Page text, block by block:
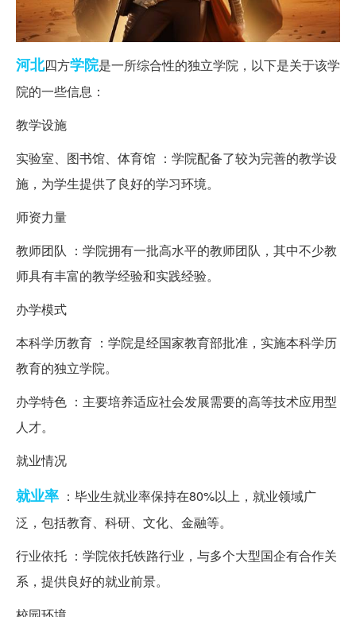
河北四方学院是一所综合性的独立学院，以下是关于该学
院的一些信息：
教学设施
实验室、图书馆、体育馆 ：学院配备了较为完善的教学设
施，为学生提供了良好的学习环境。
师资力量
教师团队 ：学院拥有一批高水平的教师团队，其中不少教
师具有丰富的教学经验和实践经验。
办学模式
本科学历教育 ：学院是经国家教育部批准，实施本科学历
教育的独立学院。
办学特色 ：主要培养适应社会发展需要的高等技术应用型
人才。
就业情况
就业率 ：毕业生就业率保持在80%以上，就业领域广
泛，包括教育、科研、文化、金融等。
行业依托 ：学院依托铁路行业，与多个大型国企有合作关
系，提供良好的就业前景。